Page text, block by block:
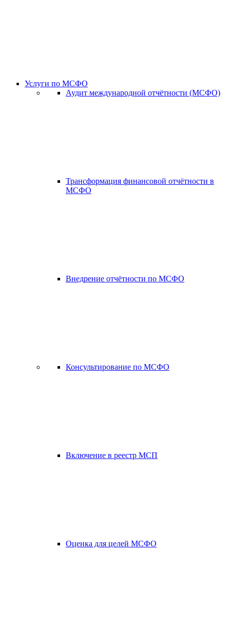
Услуги по МСФО
Аудит международной отчётности (МСФО)
Трансформация финансовой отчётности в
МСФО
Внедрение отчётности по МСФО
Консультирование по МСФО
Включение в реестр МСП
Оценка для целей МСФО